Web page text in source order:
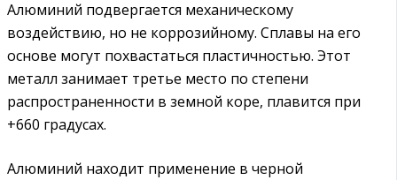
Алюминий подвергается механическому
воздействию, но не коррозийному. Сплавы на его
основе могут похвастаться пластичностью. Этот
металл занимает третье место по степени
распространенности в земной коре, плавится при
+660 градусах.
Алюминий находит применение в черной